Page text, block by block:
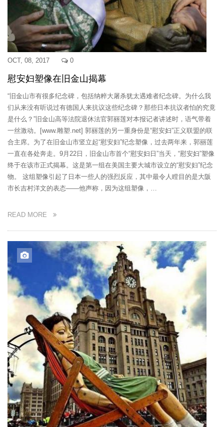
OCT, 08, 2017 0
慰安妇塑像在旧金山揭幕
“旧金山市有很多纪念碑，包括纳粹大屠杀犹太遇难者纪念碑。为什么我
们从来没有听说过有德国人来抗议这些纪念碑？那些日本抗议者怕的究竟
是什么？”旧金山高等法院退休法官郭丽莲对本报记者讲述时，语气带着
一丝激动。[www.雕塑.net] 郭丽莲的另一重身份是“慰安妇”正义联盟的联
合主席。为了在旧金山市竖立起“慰安妇”纪念塑像，过去两年来，郭丽莲
一直在各处奔走。9月22日，旧金山市首个“慰安妇日”当天，“慰安妇”塑像
终于在该市正式揭幕。这是第一组在美国主要大城市设立的“慰安妇”纪念
物。 这组塑像引起了日本一些人的强烈反应，其中最令人瞠目的是大阪
市长吉村洋文的表态——他声称，因为这组塑像，…
READ MORE